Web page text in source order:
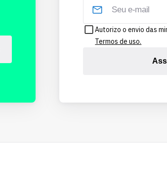
Autorizo o envio das
Termos de uso.